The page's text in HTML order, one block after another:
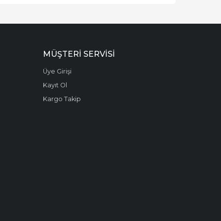
MÜŞTERI SERVISI
Üye Girişi
Kayıt Ol
Kargo Takip